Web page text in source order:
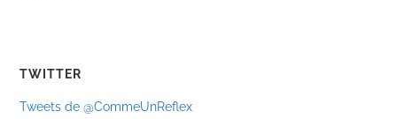
TWITTER
Tweets de @CommeUnReflex